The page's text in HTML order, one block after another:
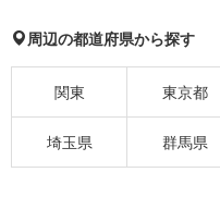
周辺の都道府県から探す
関東 東京都
埼玉県 群馬県